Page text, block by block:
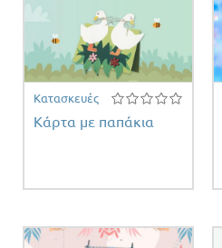
Κατασκευές
Κάρτα με παπάκια